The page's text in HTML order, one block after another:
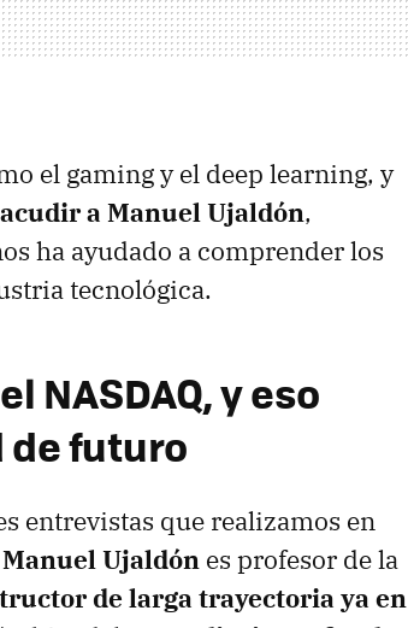
el gaming y el deep learning, y
a Manuel Ujaldón,
ha ayudado a comprender los
tecnológica.
NASDAQ, y eso
futuro
entrevistas que realizamos en
Manuel Ujaldón es profesor de la
de larga trayectoria ya en